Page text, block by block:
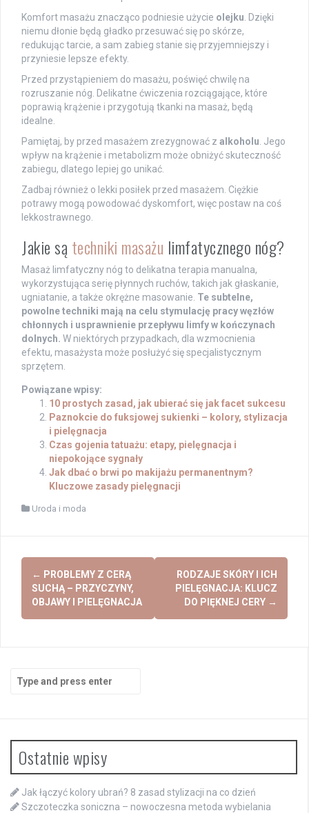
Komfort masażu znacząco podniesie użycie olejku . Dzięki
niemu dłonie będą gładko przesuwać się po skórze,
redukując tarcie, a sam zabieg stanie się przyjemniejszy i
przyniesie lepsze efekty.
Przed przystąpieniem do masażu, poświęć chwilę na
rozruszanie nóg. Delikatne ćwiczenia rozciągające, które
poprawią krążenie i przygotują tkanki na masaż, będą
idealne.
Pamiętaj, by przed masażem zrezygnować z alkoholu . Jego
wpływ na krążenie i metabolizm może obniżyć skuteczność
zabiegu, dlatego lepiej go unikać.
Zadbaj również o lekki posiłek przed masażem. Ciężkie
potrawy mogą powodować dyskomfort, więc postaw na coś
lekkostrawnego.
Jakie są techniki masażu limfatycznego nóg?
Masaż limfatyczny nóg to delikatna terapia manualna,
wykorzystująca serię płynnych ruchów, takich jak głaskanie,
ugniatanie, a także okrężne masowanie. Te subtelne,
powolne techniki mają na celu stymulację pracy węzłów
chłonnych i usprawnienie przepływu limfy w kończynach
dolnych. W niektórych przypadkach, dla wzmocnienia
efektu, masażysta może posłużyć się specjalistycznym
sprzętem.
Powiązane wpisy:
10 prostych zasad, jak ubierać się jak facet sukcesu
Paznokcie do fuksjowej sukienki – kolory, stylizacja
i pielęgnacja
Czas gojenia tatuażu: etapy, pielęgnacja i
niepokojące sygnały
Jak dbać o brwi po makijażu permanentnym?
Kluczowe zasady pielęgnacji
Uroda i moda
Post
navigation
← PROBLEMY Z CERĄ
SUCHĄ – PRZYCZYNY,
OBJAWY I PIELĘGNACJA
RODZAJE SKÓRY I ICH
PIELĘGNACJA: KLUCZ
DO PIĘKNEJ CERY →
for:
Ostatnie wpisy
Jak łączyć kolory ubrań? 8 zasad stylizacji na co dzień
Szczoteczka soniczna – nowoczesna metoda wybielania